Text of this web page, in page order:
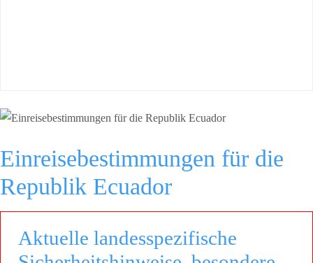
Einreisebestimmungen für die
Republik Ecuador
Aktuelle landesspezifische